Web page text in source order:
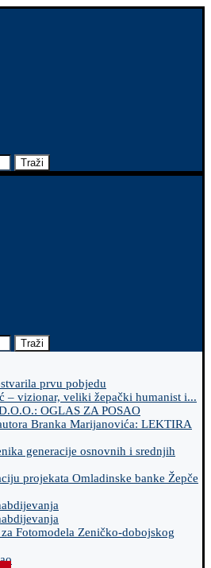
Traži
Traži
prvu pobjedu
– vizionar, veliki žepački humanist i...
OGLAS ZA POSAO
Branka Marijanovića: LEKTIRA
generacije osnovnih i srednjih
projekata Omladinske banke Žepče
Fotomodela Zeničko-dobojskog